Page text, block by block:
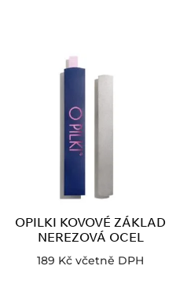
OPILKI KOVOVÉ ZÁKLAD
NEREZOVÁ OCEL
189 Kč včetně DPH